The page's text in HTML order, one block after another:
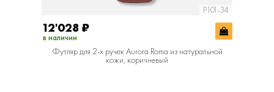
P101-34
12'028 ₽
в наличии
Футляр для 2-х ручек Aurora Roma из натуральной
кожи, коричневый